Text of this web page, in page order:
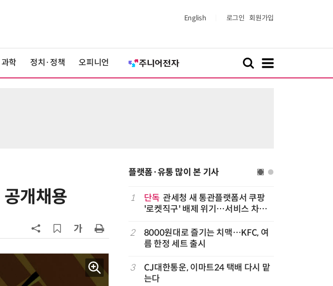
English 로그인 회원가입
과학 정치·정책 오피니언
개채용
플랫폼·유통 많이 본 기사
협력법 개정안 '플랫폼 이중족
떡같이 알아듣네”…카카오, '카나
Inc, 상반기 영업적자 1.2조 육
년치 이익 넘어서
1 단독 관세청 새 통관플랫폼서 쿠팡
'로켓직구' 배제 위기…서비스 차질
2
8000원대로 즐기는 치맥…KFC, 여
름 한정 세트 출시
3
CJ대한통운, 이마트24 택배 다시 맡
는다